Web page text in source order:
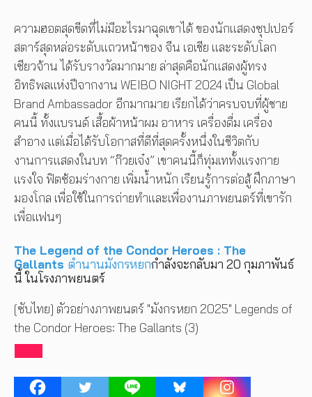
ความฮอตสุดขีดที่ไม่มีอะไรมาฉุดเขาได้ ของนักแสดงซุปเปอร์
สตาร์สุดหล่อระดับแถวหน้าของ จีน เอเชีย และระดับโลก
เซียวจ้าน ได้รับรางวัลมากมาย ล่าสุดคือนักแสดงผู้ทรง
อิทธิพลแห่งปีจากงาน WEIBO NIGHT 2024 เป็น Global
Brand Ambassador อีกมากมาย เรียกได้ว่าครบจบที่ผู้ชาย
คนนี้ ทั้งแบรนด์ เสื้อผ้าหน้าผม อาหาร เครื่องดื่ม เครื่อง
สำอาง แต่เมื่อได้รับโอกาสที่ดีที่สุดครั้งหนึ่งในชีวิตกับ
งานการแสดงในบท “ก๊วยเจ๋ง” เขาคนนี้ก็ทุ่มเททั้งแรงกาย
แรงใจ ฟิตซ้อมร่างกาย เพิ่มน้ำหนัก เรียนรู้การต่อสู้ ฝึกภาษา
มองโกล เพื่อใช้ในการถ่ายทำและเพื่องานภาพยนตร์ที่เขารัก
เพื่อแฟนๆ
The Legend of the Condor Heroes : The
Gallants ตำนานมังกรหยกกำลังจะกลับมา 20 กุมภาพันธ์
นี้ ในโรงภาพยนตร์
[ซับไทย] ตัวอย่างภาพยนตร์​ "มังกรหยก 2025" Legends​ of​
the Condor Heroes: The Gallants (3)